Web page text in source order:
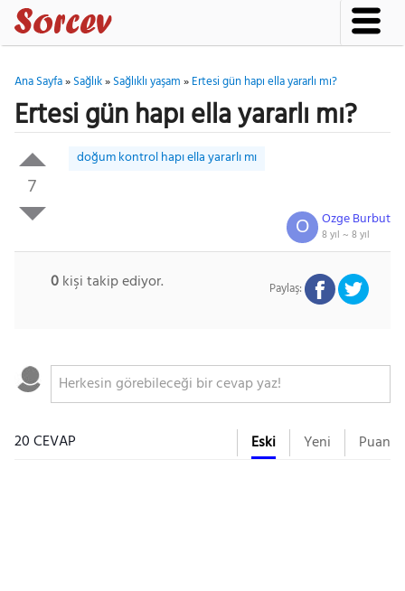
Ana Sayfa»Sağlık»Sağlıklı yaşam»Ertesi gün hapı ella yararlı mı?
Ertesi gün hapı ella yararlı mı?
7
doğum kontrol hapı ella yararlı mı
Ozge Burbut
8 yıl ~8 yıl
O
0kişi takip ediyor. Paylaş:
20 CEVAP Eski Yeni Puan